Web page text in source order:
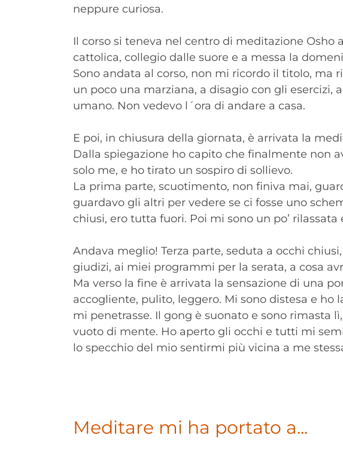
neppure curiosa.
Il corso si teneva nel centro di meditazione Osho
cattolica, collegio dalle suore e a messa la
Sono andata al corso, non mi ricordo il titolo, ma
un poco una marziana, a disagio con gli
umano. Non vedevo l´ora di andare a casa.
E poi, in chiusura della giornata, è arrivata la
Dalla spiegazione ho capito che finalmente non
solo me, e ho tirato un sospiro di sollievo.
La prima parte, scuotimento, non finiva mai,
guardavo gli altri per vedere se ci fosse uno
chiusi, ero tutta fuori. Poi mi sono un po’
Andava meglio! Terza parte, seduta a occhi
giudizi, ai miei programmi per la serata, a cosa
Ma verso la fine è arrivata la sensazione di una
accogliente, pulito, leggero. Mi sono distesa e ho
mi penetrasse. Il gong è suonato e sono rimasta
vuoto di mente. Ho aperto gli occhi e tutti mi
lo specchio del mio sentirmi più vicina a me
Meditare mi ha portato a...